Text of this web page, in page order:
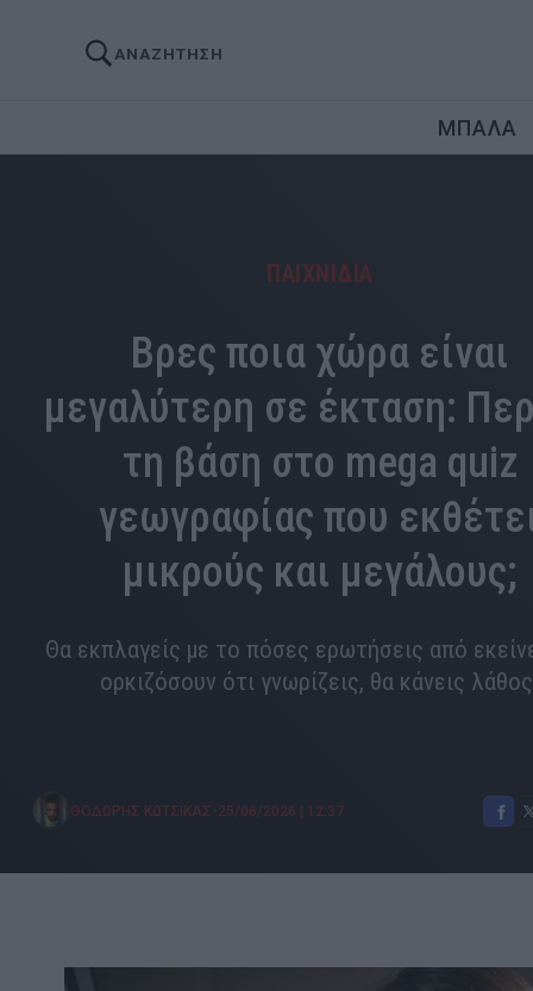
ΑΝΑΖΗΤΗΣΗ
ΜΠΑΛΑ
ΠΑΙΧΝΙΔΙΑ
Βρες ποια χώρα είναι
μεγαλύτερη σε έκταση:
τη βάση στο mega quiz
γεωγραφίας που
μικρούς και μεγάλους;
Θα εκπλαγείς με το πόσες ερωτήσεις από
ορκιζόσουν ότι γνωρίζεις, θα κάνεις
ΘΟΔΩΡΗΣ ΚΩΤΣΙΚΑΣ 25/06/2026 | 12:37